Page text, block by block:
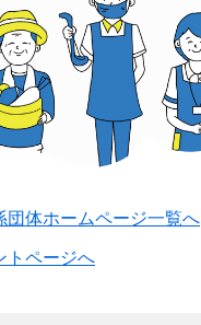
団体ホームページ一覧へ
トページへ